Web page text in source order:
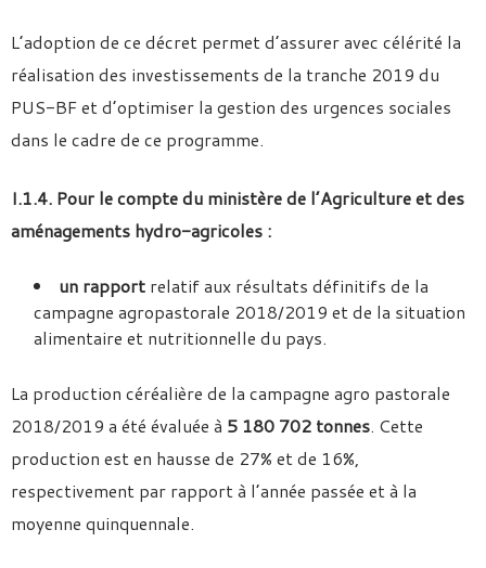
L’adoption de ce décret permet d’assurer avec célérité la
réalisation des investissements de la tranche 2019 du
PUS-BF et d’optimiser la gestion des urgences sociales
dans le cadre de ce programme.
I.1.4. Pour le compte du ministère de l’Agriculture et des
aménagements hydro-agricoles :
un rapport relatif aux résultats définitifs de la
campagne agropastorale 2018/2019 et de la situation
alimentaire et nutritionnelle du pays.
La production céréalière de la campagne agro pastorale
2018/2019 a été évaluée à 5 180 702 tonnes. Cette
production est en hausse de 27% et de 16%,
respectivement par rapport à l’année passée et à la
moyenne quinquennale.